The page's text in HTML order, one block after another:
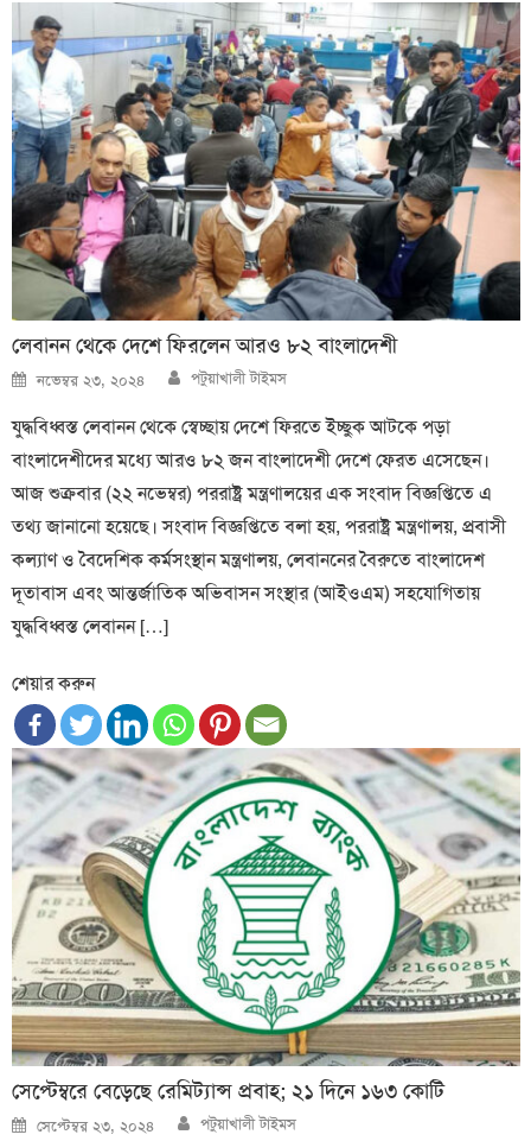
লেবানন থেকে দেশে ফিরলেন আরও ৮২ বাংলাদেশী
Posted
on
নভেম্বর ২৩, ২০২৪ Author
পটুয়াখালী টাইমস
যুদ্ধবিধ্বস্ত লেবানন থেকে স্বেচ্ছায় দেশে ফিরতে ইচ্ছুক আটকে পড়া
বাংলাদেশীদের মধ্যে আরও ৮২ জন বাংলাদেশী দেশে ফেরত এসেছেন।
আজ শুক্রবার (২২ নভেম্বর) পররাষ্ট্র মন্ত্রণালয়ের এক সংবাদ বিজ্ঞপ্তিতে এ
তথ্য জানানো হয়েছে। সংবাদ বিজ্ঞপ্তিতে বলা হয়, পররাষ্ট্র মন্ত্রণালয়, প্রবাসী
কল্যাণ ও বৈদেশিক কর্মসংস্থান মন্ত্রণালয়, লেবাননের বৈরুতে বাংলাদেশ
দূতাবাস এবং আন্তর্জাতিক অভিবাসন সংস্থার (আইওএম) সহযোগিতায়
যুদ্ধবিধ্বস্ত লেবানন […]
শেয়ার করুন
সেপ্টেম্বরে বেড়েছে রেমিট্যান্স প্রবাহ; ২১ দিনে ১৬৩ কোটি
Posted
on
সেপ্টেম্বর ২৩, ২০২৪ Author
পটুয়াখালী টাইমস